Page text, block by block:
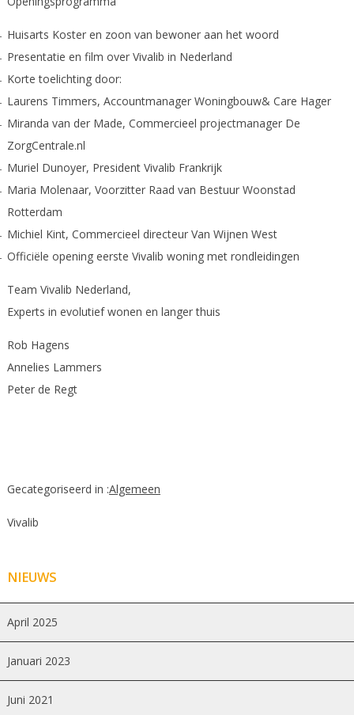
Huisarts Koster en zoon van bewoner aan het woord
Presentatie en film over Vivalib in Nederland
Korte toelichting door:
Laurens Timmers, Accountmanager Woningbouw& Care Hager
Miranda van der Made, Commercieel projectmanager De
ZorgCentrale.nl
Muriel Dunoyer, President Vivalib Frankrijk
Maria Molenaar, Voorzitter Raad van Bestuur Woonstad
Rotterdam
Michiel Kint, Commercieel directeur Van Wijnen West
Officiële opening eerste Vivalib woning met rondleidingen
Team Vivalib Nederland,
Experts in evolutief wonen en langer thuis
Rob Hagens
Annelies Lammers
Peter de Regt
Gecategoriseerd in :Algemeen
Vivalib
NIEUWS
April 2025
Januari 2023
Juni 2021